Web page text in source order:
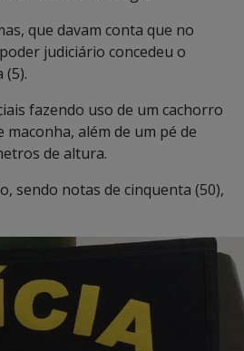
que davam conta que no
judiciário concedeu o
(5).
fazendo uso de um cachorro
além de um pé de
de altura.
sendo notas de cinquenta (50),